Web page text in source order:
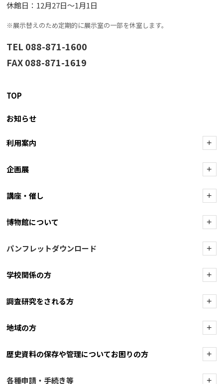
休館日：12月27日〜1月1日
※展示替えのため定期的に展示室の一部を休室します。
TEL 088-871-1600
FAX 088-871-1619
TOP
お知らせ
利用案内 +
企画展 +
講座・催し +
博物館について +
パンフレットダウンロード +
学校関係の方 +
調査研究をされる方 +
地域の方 +
歴史資料の保存や管理についてお困りの方 +
各種申請・手続き等 +